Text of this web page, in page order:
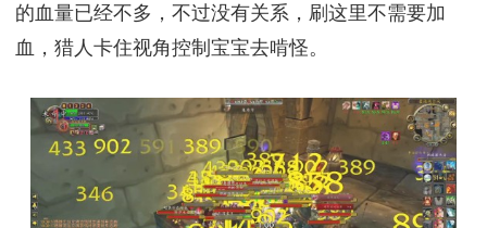
的血量已经不多，不过没有关系，刷这里不需要加
血，猎人卡住视角控制宝宝去啃怪。